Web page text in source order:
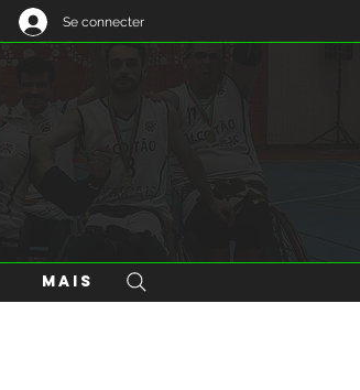
Se connecter
Mais